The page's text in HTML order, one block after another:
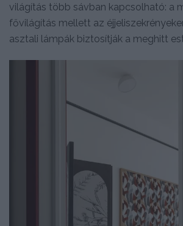
világítás több sávban kapcsolható: a
fővilágítás mellett az
asztali lámpák biztosítják a meghitt